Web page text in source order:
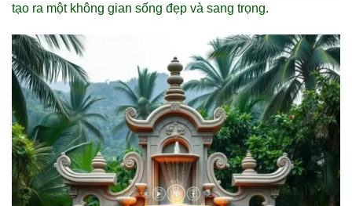
tạo ra một không gian sống đẹp và sang trọng.